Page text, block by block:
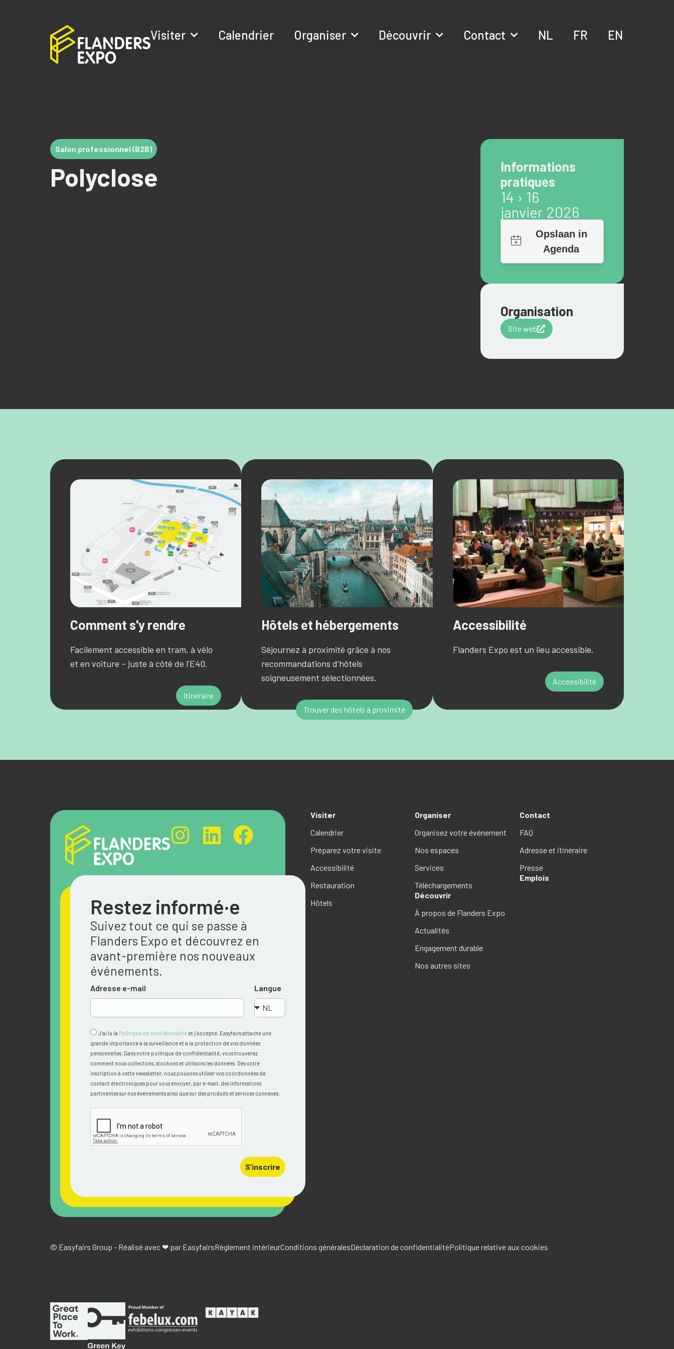
Visiter Calendrier Organiser Découvrir Contact NL FR EN
Salon professionnel (B2B)
Polyclose
Informations
pratiques
14 › 16
janvier 2026
Organisation
Site web
Comment s'y rendre
Facilement accessible en tram, à vélo
et en voiture – juste à côté de l’E40.
Itinéraire
Hôtels et hébergements
Séjournez à proximité grâce à nos
recommandations d’hôtels
soigneusement sélectionnées.
Trouver des hôtels à proximité
Accessibilité
Flanders Expo est un lieu accessible.
Accessibilité
Restez informé·e
Suivez tout ce qui se passe à
Flanders Expo et découvrez en
avant-première nos nouveaux
événements.
Adresse e-mail Langue
J’ai lu la Politique de confidentialité et j’accepte. Easyfairs attache une
grande importance à la surveillance et à la protection de vos données
personnelles. Dans notre politique de confidentialité, vous trouverez
comment nous collectons, stockons et utilisons les données. Dès votre
inscription à cette newsletter, nous pouvons utiliser vos coordonnées de
contact électroniques pour vous envoyer, par e-mail, des informations
pertinentes sur nos événements ainsi que sur des produits et services connexes.
S’inscrire
Visiter
Calendrier
Préparez votre visite
Accessibilité
Restauration
Hôtels
Organiser
Organisez votre événement
Nos espaces
Services
Téléchargements
Découvrir
À propos de Flanders Expo
Actualités
Engagement durable
Nos autres sites
Contact
FAQ
Adresse et itinéraire
Presse
Emplois
© Easyfairs Group - Réalisé avec ❤ par EasyfairsRèglement intérieurConditions généralesDéclaration de confidentialitéPolitique relative aux cookies